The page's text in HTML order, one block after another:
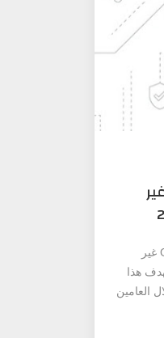
جوجل ستحذف حسابات GMAIL غير
تستعد شركة جوجل لحذف حسابات Gmail غير
ديسمبر 2023. ويستهدف هذا
العامين